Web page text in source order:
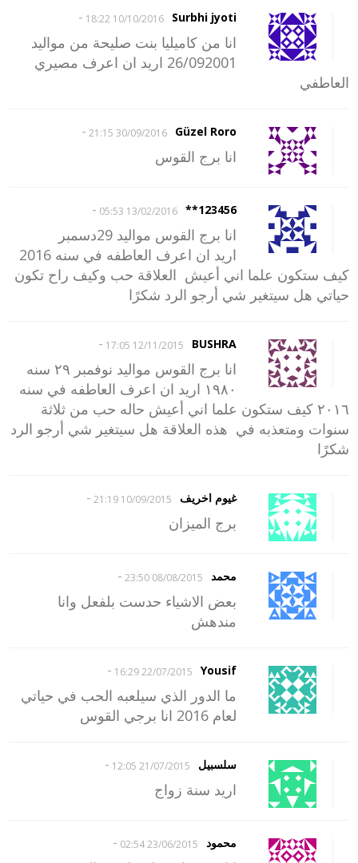
Surbhi jyoti
10/10/2016 18:22
-
انا من كاميليا بنت صليحة من مواليد
26/092001 اريد ان اعرف مصيري
العاطفي
Güzel Roro
30/09/2016 21:15
-
انا برج القوس
123456**
13/02/2016 05:53
-
انا برج القوس مواليد 29دسمبر
اريد ان اعرف العاطفه في سنه 2016
كيف ستكون علما اني أعيش العلاقة حب وكيف راح تكون
حياتي هل سيتغير شي أرجو الرد شكرًا
BUSHRA
12/11/2015 17:05
-
انا برج القوس مواليد نوفمبر ٢٩ سنه
١٩٨٠ اريد ان اعرف العاطفه في سنه
٢٠١٦ كيف ستكون علما اني أعيش حاله حب من ثلاثة
سنوات ومتعذبه في هذه العلاقة هل سيتغير شي أرجو الرد
شكرًا
غيوم اخريف 10/09/2015 21:19
-
برج الميزان
محمد 08/08/2015 23:50
-
بعض الاشياء حدست بلفعل وانا
مندهش
Yousif
22/07/2015 16:29
-
ما الدور الذي سيلعبه الحب في حياتي
لعام 2016 انا برجي القوس
سلسبيل 21/07/2015 12:05
-
اريد سنة زواج
محمود 23/06/2015 02:54
-